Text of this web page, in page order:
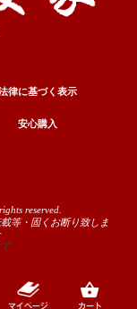
律に基づく表示
安心購入
reserved.
等・固くお断り致しま